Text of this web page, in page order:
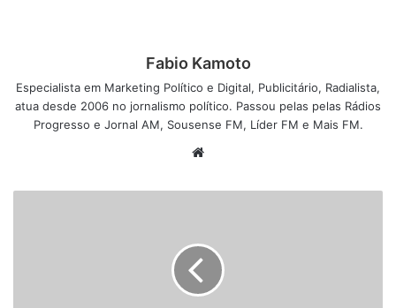
Fabio Kamoto
Especialista em Marketing Político e Digital, Publicitário, Radialista,
atua desde 2006 no jornalismo político. Passou pelas pelas Rádios
Progresso e Jornal AM, Sousense FM, Líder FM e Mais FM.
b